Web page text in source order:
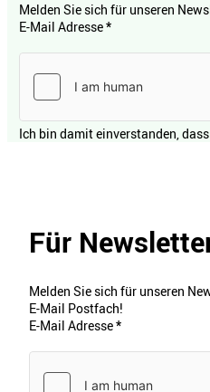
Melden Sie sich für unseren
E-Mail Adresse*
Ich bin damit einverstanden,
Für
Melden Sie sich für unseren
E-Mail Postfach!
E-Mail Adresse*